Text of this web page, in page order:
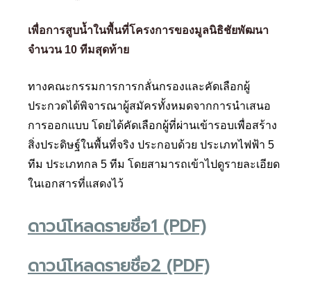
เพื่อการสูบน้ำในพื้นที่โครงการของมูลนิธิชัยพัฒนา
จำนวน 10 ทีมสุดท้าย
ทางคณะกรรมการการกลั่นกรองและคัดเลือกผู้
ประกวดได้พิจารณาผู้สมัครทั้งหมดจากการนำเสนอ
การออกแบบ โดยได้คัดเลือกผู้ที่ผ่านเข้ารอบเพื่อสร้าง
สิ่งประดิษฐ์ในพื้นที่จริง ประกอบด้วย ประเภทไฟฟ้า 5
ทีม ประเภทกล 5 ทีม โดยสามารถเข้าไปดูรายละเอียด
ในเอกสารที่แสดงไว้
ดาวน์โหลดรายชื่อ1 (PDF)
ดาวน์โหลดรายชื่อ2 (PDF)